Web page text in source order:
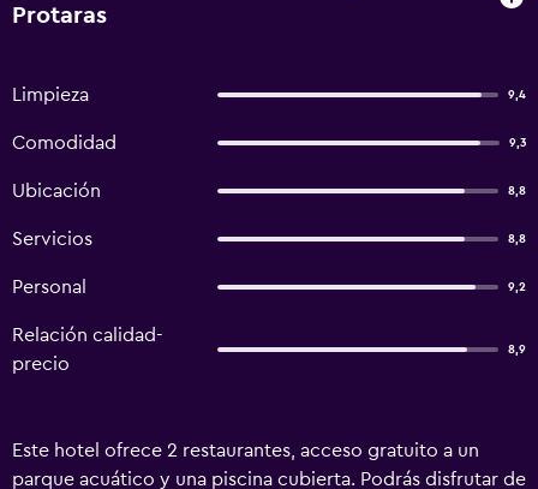
Protaras
Limpieza 9,4
Comodidad 9,3
Ubicación 8,8
Servicios 8,8
Personal 9,2
Relación calidad-
precio
8,9
Este hotel ofrece 2 restaurantes, acceso gratuito a un
parque acuático y una piscina cubierta. Podrás disfrutar de